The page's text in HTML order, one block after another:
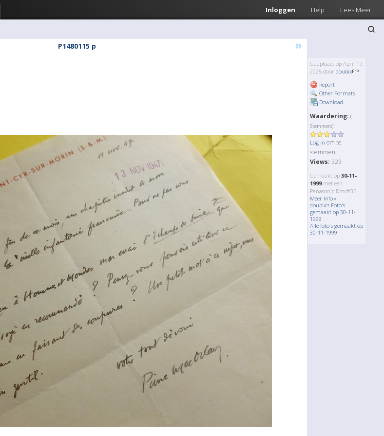
Inloggen Help Lees Meer
P1480115 p »
Geupload: op April 17,
2025 door doubix
Report
Other Formats
Download
Waardering: (
Stemmers)
Log in om te
stemmen!
Views: 323
Gemaakt op 30-11-
1999met een
Panasonic Dmcfs35
Meer Info »
doubix's Foto's
gemaakt op 30-11-
1999
Alle foto's gemaakt op
30-11-1999